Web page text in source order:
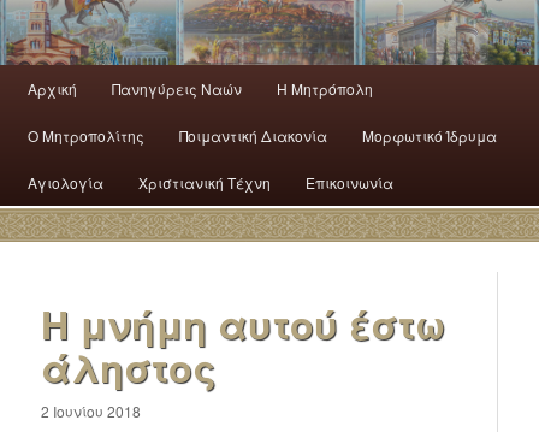
Αρχική Πανηγύρεις Ναών H Mητρόπολη
Ο Mητροπολίτης Ποιμαντική Διακονία Μορφωτικό Ίδρυμα
Αγιολογία Χριστιανική Τέχνη Επικοινωνία
Η μνήμη αυτού έστω
άληστος
2 Ιουνίου 2018